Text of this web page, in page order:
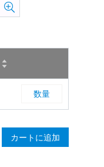
量
Quantity
カートに追加